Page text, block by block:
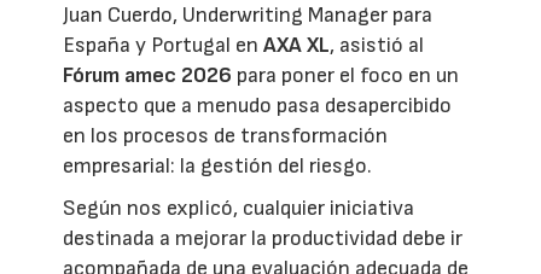
Juan Cuerdo, Underwriting Manager para
España y Portugal enAXA XL, asistió al
Fórum amec 2026 para poner el foco en un
aspecto que a menudo pasa desapercibido
en los procesos de transformación
empresarial: la gestión del riesgo.
Según nos explicó, cualquier iniciativa
destinada a mejorar la productividad debe ir
acompañada de una evaluación adecuada de